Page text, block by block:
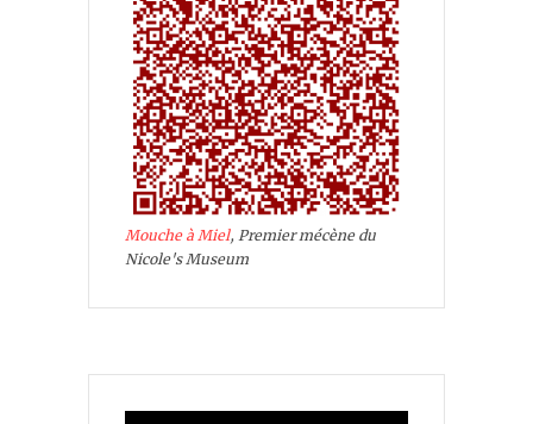
Mouche à Miel, Premier mécène du
Nicole's Museum